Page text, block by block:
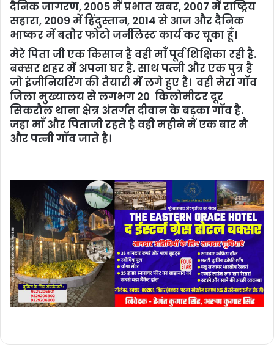
दैनिक जागरण, 2005 में प्रभात खबर, 2007 में राष्ट्रिय
सहारा, 2009 में हिंदुस्तान, 2014 से आज और दैनिक
भाष्कर में बतौर फोटो जर्नलिस्ट कार्य कर चूका हूँ।
मेरे पिता जी एक किसान है वही माँ पूर्व शिक्षिका रही है.
बक्सर शहर में अपना घर है. साथ पत्नी और एक पुत्र है
जो इंजीनियरिंग की तैयारी में लगे हुए है। वही मेरा गॉव
जिला मुख्यालय से लगभग 20 किलोमीटर दूर
सिकरौल थाना क्षेत्र अंतर्गत दीवान के बड़का गॉव है.
जहा माँ और पिताजी रहते है वही महीने में एक बार मै
और पत्नी गॉव जाते है।